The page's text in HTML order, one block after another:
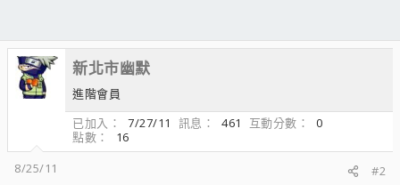
新北市幽默
進階會員
已加入
7/27/11 訊息 461 互動分數
0
點數
16
8/25/11
#2